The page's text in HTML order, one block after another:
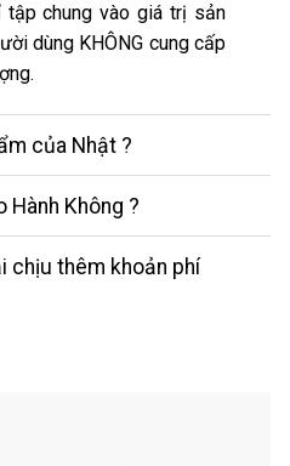
tập chung vào giá trị sản
dùng KHÔNG cung cấp
của Nhật ?
Hành Không ?
chịu thêm khoản phí